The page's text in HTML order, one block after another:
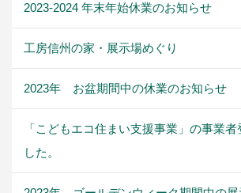
2023-2024 年末年始休業のお知らせ
工房信州の家・展示場めぐり
2023年 お盆期間中の休業のお知らせ
「こどもエコ住まい支援事業」の事業
した。